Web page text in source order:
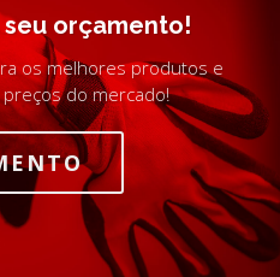
seu orçamento!
os melhores produtos e
do mercado!